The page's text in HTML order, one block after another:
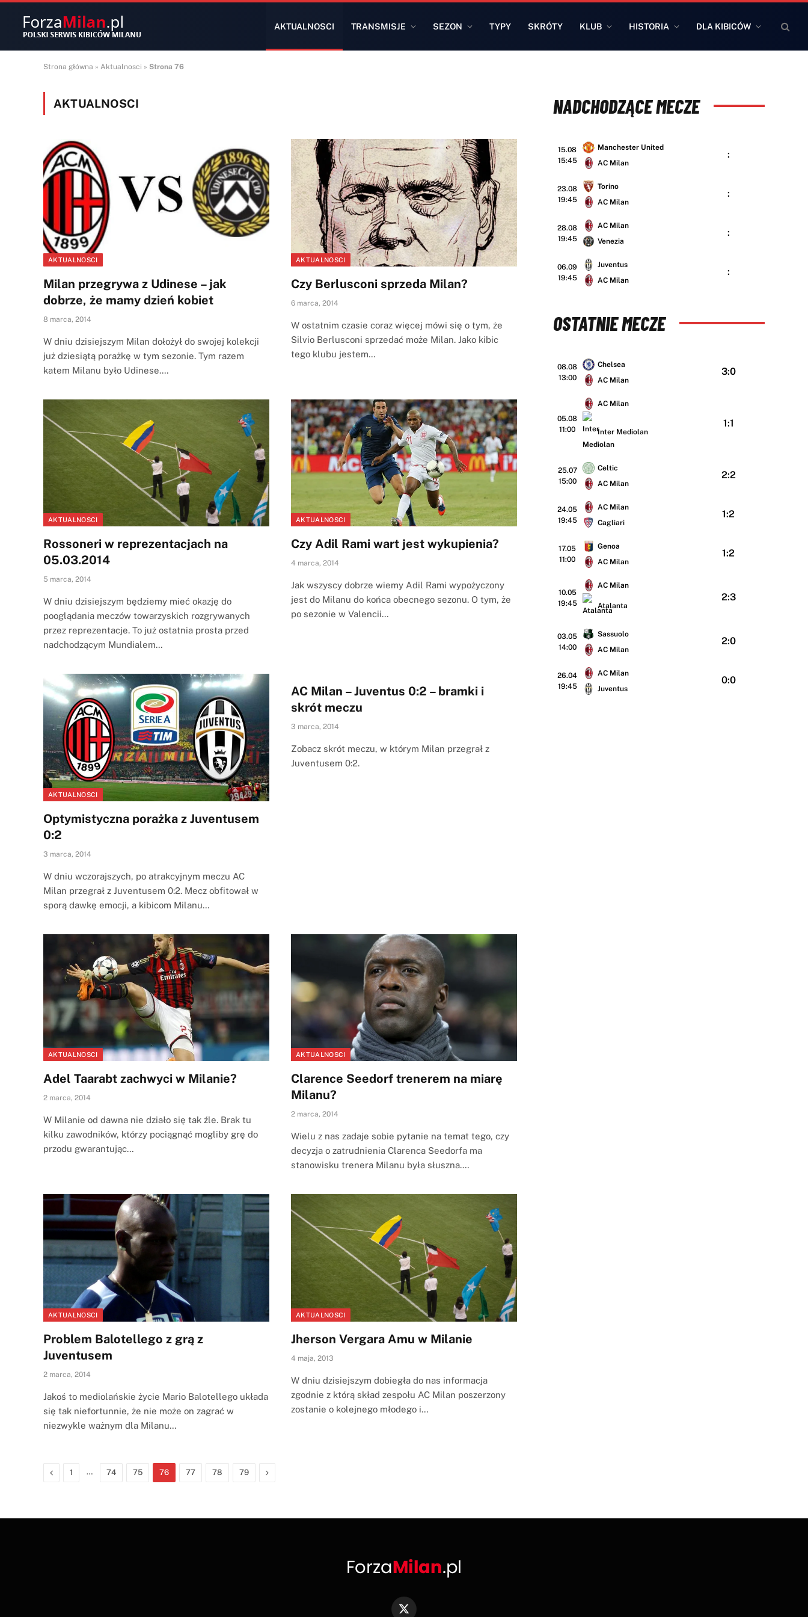
AKTUALNOSCI TRANSMISJE SEZON TYPY SKRÓTY KLUB HISTORIA DLA KIBICÓW
Strona główna » Aktualnosci » Strona 76
AKTUALNOSCI
AKTUALNOSCI
Milan przegrywa z Udinese – jak
dobrze, że mamy dzień kobiet
8 marca, 2014
W dniu dzisiejszym Milan dołożył do swojej kolekcji
już dziesiątą porażkę w tym sezonie. Tym razem
katem Milanu było Udinese.…
AKTUALNOSCI
Czy Berlusconi sprzeda Milan?
6 marca, 2014
W ostatnim czasie coraz więcej mówi się o tym, że
Silvio Berlusconi sprzedać może Milan. Jako kibic
tego klubu jestem…
AKTUALNOSCI
Rossoneri w reprezentacjach na
05.03.2014
5 marca, 2014
W dniu dzisiejszym będziemy mieć okazję do
pooglądania meczów towarzyskich rozgrywanych
przez reprezentacje. To już ostatnia prosta przed
nadchodzącym Mundialem…
AKTUALNOSCI
Czy Adil Rami wart jest wykupienia?
4 marca, 2014
Jak wszyscy dobrze wiemy Adil Rami wypożyczony
jest do Milanu do końca obecnego sezonu. O tym, że
po sezonie w Valencii…
AKTUALNOSCI
Optymistyczna porażka z Juventusem
0:2
3 marca, 2014
W dniu wczorajszych, po atrakcyjnym meczu AC
Milan przegrał z Juventusem 0:2. Mecz obfitował w
sporą dawkę emocji, a kibicom Milanu…
AC Milan – Juventus 0:2 – bramki i
skrót meczu
3 marca, 2014
Zobacz skrót meczu, w którym Milan przegrał z
Juventusem 0:2.
AKTUALNOSCI
Adel Taarabt zachwyci w Milanie?
2 marca, 2014
W Milanie od dawna nie działo się tak źle. Brak tu
kilku zawodników, którzy pociągnąć mogliby grę do
przodu gwarantując…
AKTUALNOSCI
Clarence Seedorf trenerem na miarę
Milanu?
2 marca, 2014
Wielu z nas zadaje sobie pytanie na temat tego, czy
decyzja o zatrudnienia Clarenca Seedorfa ma
stanowisku trenera Milanu była słuszna.…
AKTUALNOSCI
Problem Balotellego z grą z
Juventusem
2 marca, 2014
Jakoś to mediolańskie życie Mario Balotellego układa
się tak niefortunnie, że nie może on zagrać w
niezwykle ważnym dla Milanu…
AKTUALNOSCI
Jherson Vergara Amu w Milanie
4 maja, 2013
W dniu dzisiejszym dobiegła do nas informacja
zgodnie z którą skład zespołu AC Milan poszerzony
zostanie o kolejnego młodego i…
Previous
1 … 74 75 76 77 78 79 Next
NADCHODZĄCE MECZE
15.08
15:45
Manchester United
AC Milan
:
23.08
19:45
Torino
AC Milan
:
28.08
19:45
AC Milan
Venezia
:
06.09
19:45
Juventus
AC Milan
:
OSTATNIE MECZE
08.08
13:00
Chelsea
AC Milan
3:0
05.08
11:00
AC Milan
Inter Mediolan
1:1
25.07
15:00
Celtic
AC Milan
2:2
24.05
19:45
AC Milan
Cagliari
1:2
17.05
11:00
Genoa
AC Milan
1:2
10.05
19:45
AC Milan
Atalanta
2:3
03.05
14:00
Sassuolo
AC Milan
2:0
26.04
19:45
AC Milan
Juventus
0:0
X